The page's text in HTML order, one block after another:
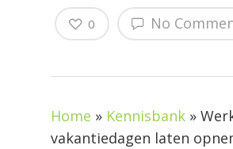
No
0
Home » Kennisbank »
vakantiedagen laten